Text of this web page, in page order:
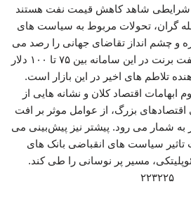
شرایطی شاهد کاهش قیمت نفت هستند
گران، تحولات مربوط به سیاست های
و چشم انداز تقاضای جهانی را رصد می
کنند. دامنه نوسان قیمت نفت برنت در این سامانه بین ۷۵ تا ۱۰۰ دلار
تلاطم های اخیر در این بازار است.
ابهامات اقتصاد کلان و نشانه هایی از
بزرگ، از عوامل موثر بر افت
به شمار می رود. پیشتر نیز پیش‌بینی می
سیاست های انقباضی بانک های
مسیر پر نوسانی را طی کند.
۲۲۳۲۲۵